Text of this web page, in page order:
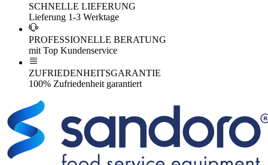
SCHNELLE LIEFERUNG
Lieferung 1-3 Werktage
PROFESSIONELLE BERATUNG
mit Top Kundenservice
ZUFRIEDENHEITSGARANTIE
100% Zufriedenheit garantiert